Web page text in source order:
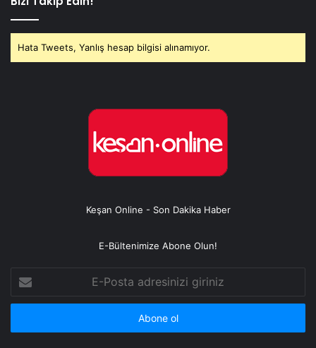
Hata Tweets, Yanlış hesap bilgisi alınamıyor.
Keşan Online - Son Dakika Haber
E-Bültenimize Abone Olun!
Posta
adresinizi